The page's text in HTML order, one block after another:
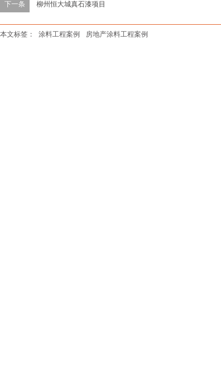
下一条 柳州恒大城真石漆项目
本文标签： 涂料工程案例 房地产涂料工程案例